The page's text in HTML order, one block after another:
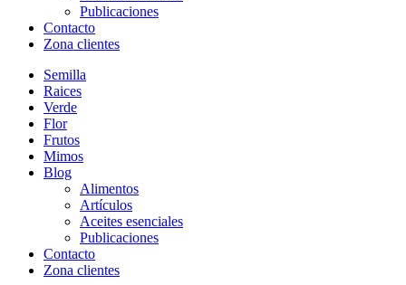
Publicaciones
Contacto
Zona clientes
Semilla
Raices
Verde
Flor
Frutos
Mimos
Blog
Alimentos
Artículos
Aceites esenciales
Publicaciones
Contacto
Zona clientes